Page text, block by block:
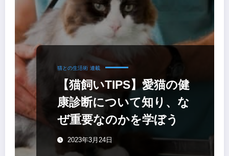
猫との生活術 連載
【猫飼いTIPS】愛猫の健
康診断について知り、な
ぜ重要なのかを学ぼう
2023年3月24日